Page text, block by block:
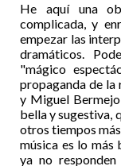
He aquí una
complicada, y
empezar las
dramáticos.
"mágico
propaganda de la
y Miguel
bella y sugestiva,
otros tiempos
música es lo más
ya no